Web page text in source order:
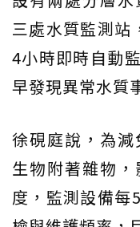
三處水質監測站
4小時即時自動
早發現異常水質
徐硯庭說，為
生物附著雜物
度，監測設備每